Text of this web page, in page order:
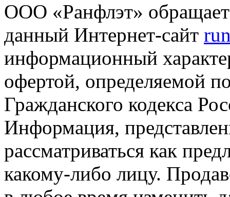
ООО «Ранфлэт»
данный Интернет-сайт
информационный
офертой, определяемой
Гражданского кодекса
Информация,
рассматриваться как
какому-либо лицу.